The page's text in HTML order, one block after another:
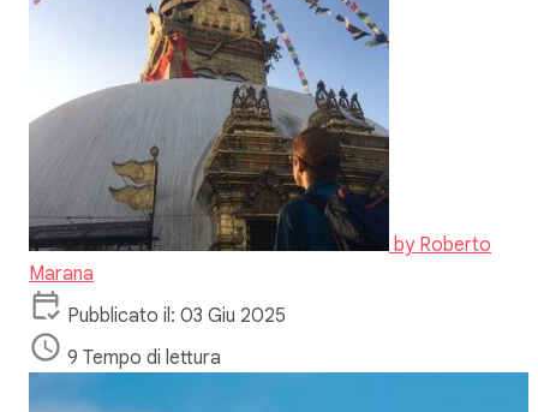
by Roberto
Marana
Pubblicato il: 03 Giu 2025
9 Tempo di lettura